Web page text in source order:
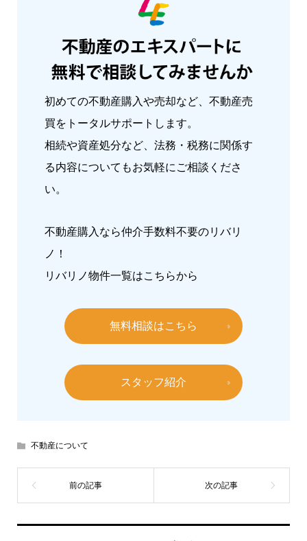
初めての不動産購入や売却など、不動産売
買をトータルサポートします。
相続や資産処分など、法務・税務に関係す
る内容についてもお気軽にご相談くださ
い。
不動産購入なら仲介手数料不要のリバリ
ノ！
リバリノ物件一覧はこちらから
無料相談はこちら
スタッフ紹介
不動産について